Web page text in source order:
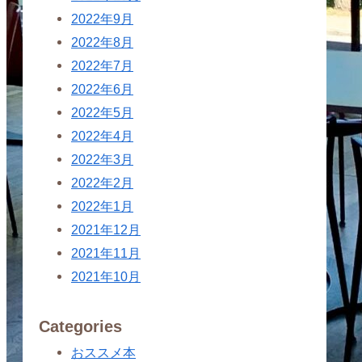
2022年9月
2022年8月
2022年7月
2022年6月
2022年5月
2022年4月
2022年3月
2022年2月
2022年1月
2021年12月
2021年11月
2021年10月
Categories
おススメ本